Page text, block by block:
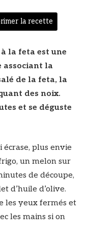
la recette
la feta est une
associant la
de la feta, la
des noix.
et se déguste
écrase, plus envie
un melon sur
de découpe,
d’huile d’olive.
les yeux fermés et
les mains si on